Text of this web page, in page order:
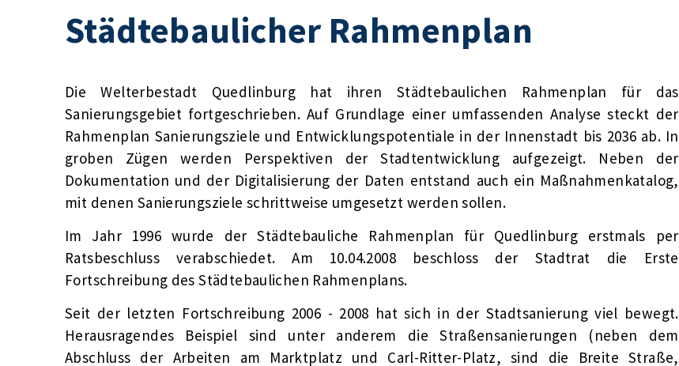
Städtebaulicher Rahmenplan
Die Welterbestadt Quedlinburg hat ihren Städtebaulichen Rahmenplan für das
Sanierungsgebiet fortgeschrieben. Auf Grundlage einer umfassenden Analyse steckt der
Rahmenplan Sanierungsziele und Entwicklungspotentiale in der Innenstadt bis 2036 ab. In
groben Zügen werden Perspektiven der Stadtentwicklung aufgezeigt. Neben der
Dokumentation und der Digitalisierung der Daten entstand auch ein Maßnahmenkatalog,
mit denen Sanierungsziele schrittweise umgesetzt werden sollen.
Im Jahr 1996 wurde der Städtebauliche Rahmenplan für Quedlinburg erstmals per
Ratsbeschluss verabschiedet. Am 10.04.2008 beschloss der Stadtrat die Erste
Fortschreibung des Städtebaulichen Rahmenplans.
Seit der letzten Fortschreibung 2006 - 2008 hat sich in der Stadtsanierung viel bewegt.
Herausragendes Beispiel sind unter anderem die Straßensanierungen (neben dem
Abschluss der Arbeiten am Marktplatz und Carl-Ritter-Platz, sind die Breite Straße,